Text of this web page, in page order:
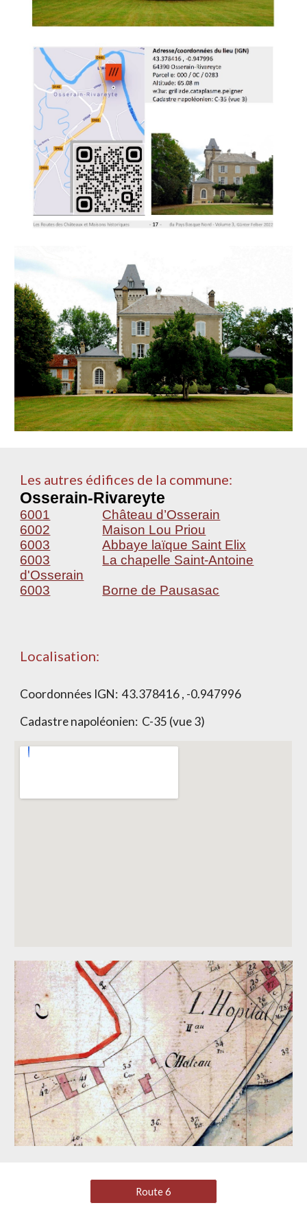
Les autres édifices de la commune:
Osserain-Rivareyte
6001
Château d’Osserain
6002
Maison Lou Priou
6003
Abbaye laïque Saint Elix
6003
La chapelle Saint-Antoine
d'Osserain
6003
Borne de Pausasac
Localisation:
Coordonnées IGN: 43.378416 , -0.947996
Cadastre napoléonien: C-35 (vue 3)
Route 6